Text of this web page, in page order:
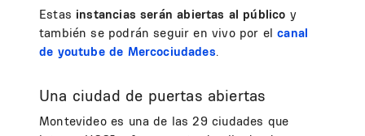
Estas instancias serán abiertas al público y
también se podrán seguir en vivo por elcanal
de youtube de Mercociudades.
Una ciudad de puertas abiertas
Montevideo es una de las 29 ciudades que